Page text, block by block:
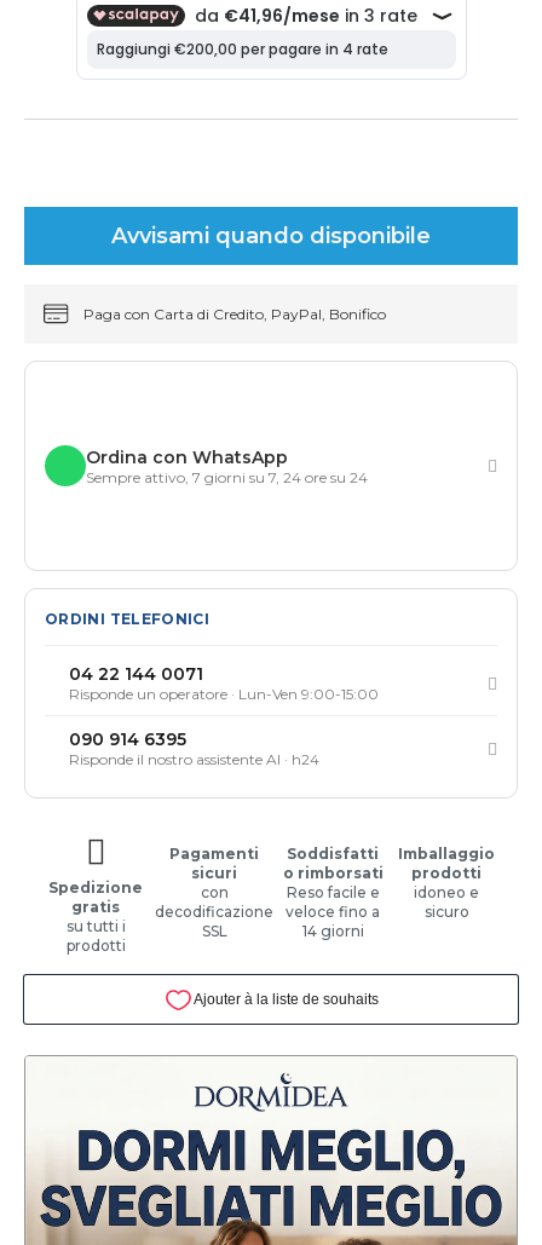
Avvisami quando disponibile
Paga con Carta di Credito, PayPal, Bonifico
Ordina con WhatsApp
Sempre attivo, 7 giorni su 7, 24 ore su 24
ORDINI TELEFONICI
04 22 144 0071
Risponde un operatore · Lun-Ven 9:00-15:00
090 914 6395
Risponde il nostro assistente AI · h24
Spedizione
gratis
su tutti i
prodotti
Pagamenti
sicuri
con
decodificazione
SSL
Soddisfatti
o rimborsati
Reso facile e
veloce fino a
14 giorni
Imballaggio
prodotti
idoneo e
sicuro